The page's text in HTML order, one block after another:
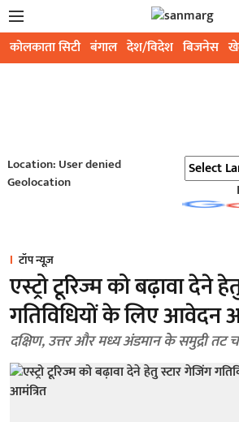
कोलकाता सिटी बंगाल देश/विदेश बिजनेस
Location: User denied
Geolocation
टॉप न्यूज़
एस्ट्रो टूरिज्म को बढ़ावा देने
गतिविधियों के लिए आवेदन
दक्षिण, उत्तर और मध्य अंडमान के समुद्री तट